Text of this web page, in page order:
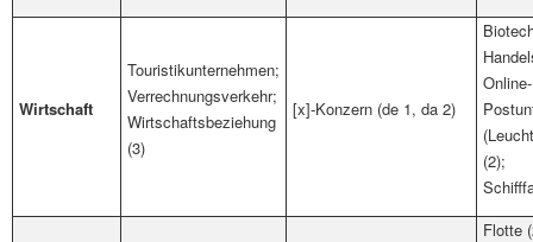
Wirtschaft
Touristikunternehmen;
Verrechnungsverkehr;
Wirtschaftsbeziehung
(3)
[x]-Konzern (de 1, da 2)
(2);
Flotte